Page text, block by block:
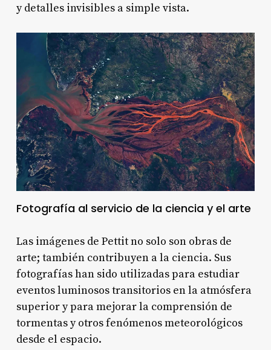
y detalles invisibles a simple vista.
Fotografía al servicio de la ciencia y el arte
Las imágenes de Pettit no solo son obras de
arte; también contribuyen a la ciencia. Sus
fotografías han sido utilizadas para estudiar
eventos luminosos transitorios en la atmósfera
superior y para mejorar la comprensión de
tormentas y otros fenómenos meteorológicos
desde el espacio.